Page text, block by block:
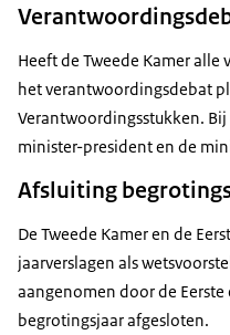
Heeft de Tweede Kamer
het verantwoordingsdebat
Verantwoordingsstukken.
minister-president en de
Afsluiting
De Tweede Kamer en de
jaarverslagen als
aangenomen door de Eerste
begrotingsjaar afgesloten.